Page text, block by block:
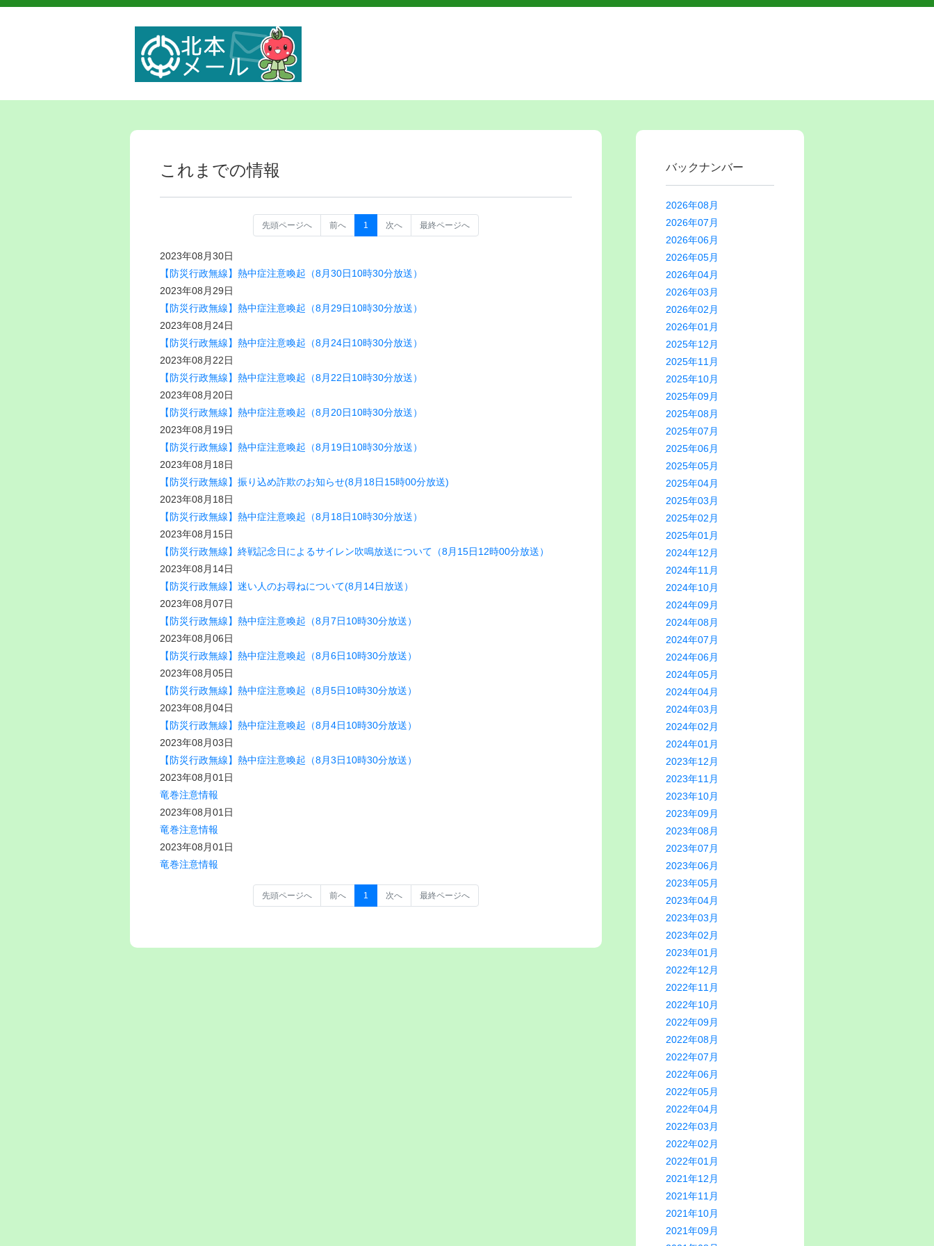
これまでの情報
先頭ページへ 前へ 1 次へ 最終ページへ
2023年08月30日
【防災行政無線】熱中症注意喚起（8月30日10時30分放送）
2023年08月29日
【防災行政無線】熱中症注意喚起（8月29日10時30分放送）
2023年08月24日
【防災行政無線】熱中症注意喚起（8月24日10時30分放送）
2023年08月22日
【防災行政無線】熱中症注意喚起（8月22日10時30分放送）
2023年08月20日
【防災行政無線】熱中症注意喚起（8月20日10時30分放送）
2023年08月19日
【防災行政無線】熱中症注意喚起（8月19日10時30分放送）
2023年08月18日
【防災行政無線】振り込め詐欺のお知らせ(8月18日15時00分放送)
2023年08月18日
【防災行政無線】熱中症注意喚起（8月18日10時30分放送）
2023年08月15日
【防災行政無線】終戦記念日によるサイレン吹鳴放送について（8月15日12時00分放送）
2023年08月14日
【防災行政無線】迷い人のお尋ねについて(8月14日放送）
2023年08月07日
【防災行政無線】熱中症注意喚起（8月7日10時30分放送）
2023年08月06日
【防災行政無線】熱中症注意喚起（8月6日10時30分放送）
2023年08月05日
【防災行政無線】熱中症注意喚起（8月5日10時30分放送）
2023年08月04日
【防災行政無線】熱中症注意喚起（8月4日10時30分放送）
2023年08月03日
【防災行政無線】熱中症注意喚起（8月3日10時30分放送）
2023年08月01日
竜巻注意情報
2023年08月01日
竜巻注意情報
2023年08月01日
竜巻注意情報
先頭ページへ 前へ 1 次へ 最終ページへ
バックナンバー
2026年08月
2026年07月
2026年06月
2026年05月
2026年04月
2026年03月
2026年02月
2026年01月
2025年12月
2025年11月
2025年10月
2025年09月
2025年08月
2025年07月
2025年06月
2025年05月
2025年04月
2025年03月
2025年02月
2025年01月
2024年12月
2024年11月
2024年10月
2024年09月
2024年08月
2024年07月
2024年06月
2024年05月
2024年04月
2024年03月
2024年02月
2024年01月
2023年12月
2023年11月
2023年10月
2023年09月
2023年08月
2023年07月
2023年06月
2023年05月
2023年04月
2023年03月
2023年02月
2023年01月
2022年12月
2022年11月
2022年10月
2022年09月
2022年08月
2022年07月
2022年06月
2022年05月
2022年04月
2022年03月
2022年02月
2022年01月
2021年12月
2021年11月
2021年10月
2021年09月